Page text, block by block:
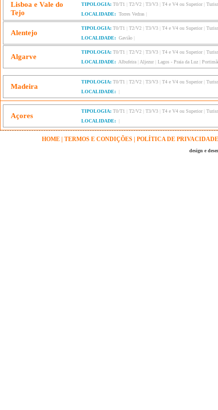
Lisboa e Vale do
Tejo
TIPOLOGIA: T0/T1 T2/V2 T3/V3 T4 e V4 ou Superior|
LOCALIDADE: Torres Vedras
Alentejo
TIPOLOGIA: T0/T1 T2/V2 T3/V3 T4 e V4 ou Superior|
LOCALIDADE: Gavião
Algarve
TIPOLOGIA: T0/T1 T2/V2 T3/V3 T4 e V4 ou Superior|
LOCALIDADE: Albufeira Aljezur| Lagos - Praia da Luz
Madeira
TIPOLOGIA: T0/T1 T2/V2 T3/V3 T4 e V4 ou Superior|
LOCALIDADE:
Açores
TIPOLOGIA: T0/T1 T2/V2 T3/V3 T4 e V4 ou Superior|
LOCALIDADE:
HOME| TERMOS E CONDIÇÕES| POLÍTICA DE PRIVACIDADE
design e